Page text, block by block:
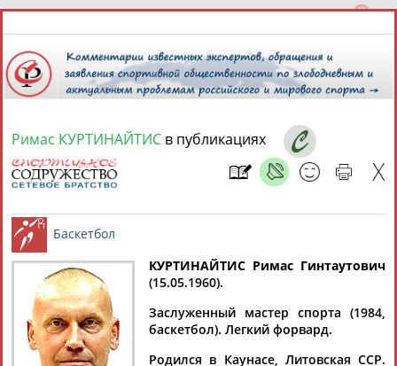
10 августа 2026 года,
СПОРТСМЕНЫ, ТРЕНЕРЫ И СПЕЦИАЛИСТЫ
Найдено: 13181персон Расширенный поиск
Римас КУРТИНАЙТИС в публикациях
Баскетбол
КУРТИНАЙТИС Римас Гинтаутович
(15.05.1960).
Заслуженный мастер спорта (1984,
баскетбол). Легкий форвард.
Родился в Каунасе, Литовская ССР.